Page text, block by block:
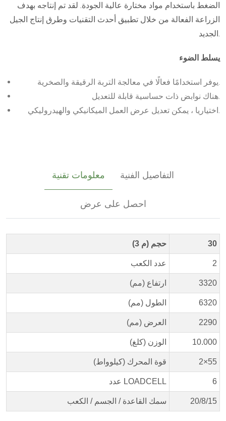
الضغط باستخدام مواد مختارة عالية الجودة. لقد تم إنتاجه بهدف
الزراعة الفعالة من خلال تطبيق أحدث التقنيات وطرق إنتاج الجيل
الجديد.
يسلط الضوء
يوفر استخدامًا فعالًا في معالجة التربة الرقيقة والصخرية.
هناك نوابض ذات حساسية قابلة للتعديل.
اختياريا ، يمكن تعديل عرض العمل الميكانيكي والهيدروليكي.
معلومات تقنية التفاصيل الفنية
احصل على عرض
حجم (م 3) 30
عدد الكعب 2
ارتفاع (مم) 3320
الطول (مم) 6320
العرض (مم) 2290
الوزن (كلغ) 10.000
قوة المحرك (كيلوواط) 2×55
عدد LOADCELL 6
سمك القاعدة / الجسم / الكعب 20/8/15